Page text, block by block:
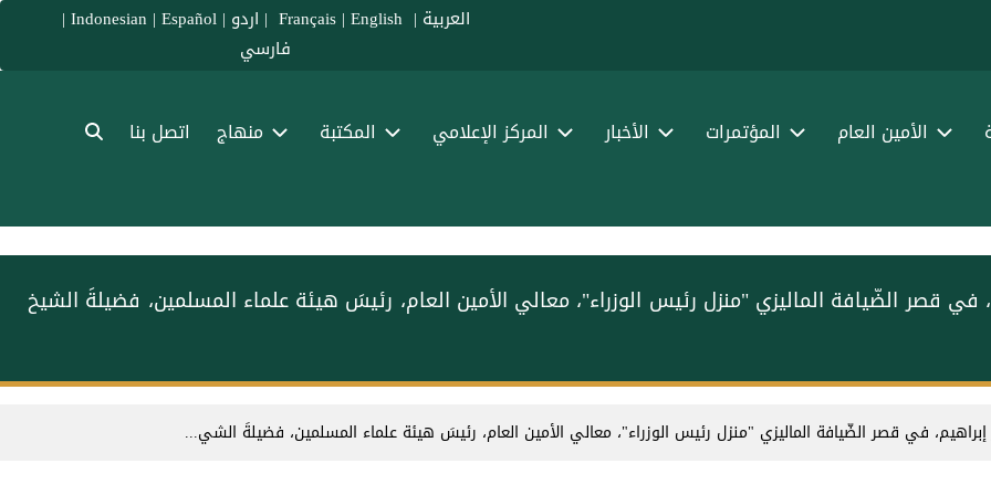
العربية |
Français
| English
| اردو |
Indonesian | Español
|
فارسي
الأمين العام المؤتمرات الأخبار المركز الإعلامي المكتبة منهاج اتصل بنا
في قصر الضّيافة الماليزي "منزل رئيس الوزراء"، معالي الأمين العام، رئيسَ هيئة علماء المسلمين، فضيلةَ الشيخ
في قصر الضّيافة الماليزي "منزل رئيس الوزراء"، معالي الأمين العام، رئيسَ هيئة علماء المسلمين، فضيلةَ الشي...